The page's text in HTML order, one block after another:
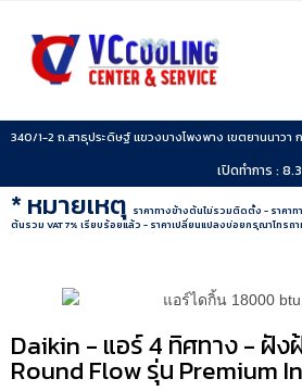
340/1-2 ถ.สาธุประดิษฐ์ แขวงบางโพงพาง เขตยานนาวา
เปิดทำการ :
* หมายเหตุ ราคาทางข้างต้นไม่รวมติดตั้ง - ราคา
ต้นรวม VAT 7% เรียบร้อยแล้ว - ราคาเปลี่ยนแปลงบ่อยกรุณาโทรถ
Daikin - แอร์ 4 ทิศทาง - ฝัง
Round Flow รุ่น Premium